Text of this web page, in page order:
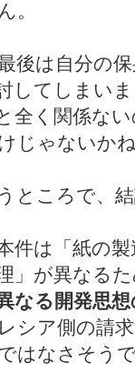
。
後は自分の
してしまい
全く関係な
じゃないか
ところで、
件は「紙の
」が異なる
なる開発思
シア側の請
はなさそう